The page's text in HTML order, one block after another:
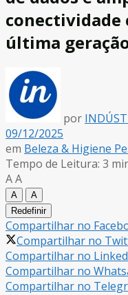
conectividade
última
por
09/12/2025
em Beleza & Higiene
Tempo de Leitura: 3
AA
A
A
Redefinir
Compartilhar no
Compartilhar no
Compartilhar no
Compartilhar no
Compartilhar no